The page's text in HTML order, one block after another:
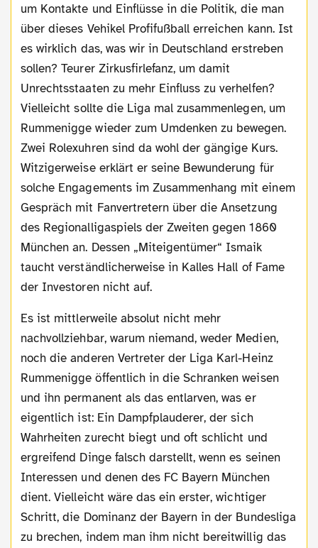
um Kontakte und Einflüsse in die Politik, die man
über dieses Vehikel Profifußball erreichen kann. Ist
es wirklich das, was wir in Deutschland erstreben
sollen? Teurer Zirkusfirlefanz, um damit
Unrechtsstaaten zu mehr Einfluss zu verhelfen?
Vielleicht sollte die Liga mal zusammenlegen, um
Rummenigge wieder zum Umdenken zu bewegen.
Zwei Rolexuhren sind da wohl der gängige Kurs.
Witzigerweise erklärt er seine Bewunderung für
solche Engagements im Zusammenhang mit einem
Gespräch mit Fanvertretern über die Ansetzung
des Regionalligaspiels der Zweiten gegen 1860
München an. Dessen „Miteigentümer“ Ismaik
taucht verständlicherweise in Kalles Hall of Fame
der Investoren nicht auf.
Es ist mittlerweile absolut nicht mehr
nachvollziehbar, warum niemand, weder Medien,
noch die anderen Vertreter der Liga Karl-Heinz
Rummenigge öffentlich in die Schranken weisen
und ihn permanent als das entlarven, was er
eigentlich ist: Ein Dampfplauderer, der sich
Wahrheiten zurecht biegt und oft schlicht und
ergreifend Dinge falsch darstellt, wenn es seinen
Interessen und denen des FC Bayern München
dient. Vielleicht wäre das ein erster, wichtiger
Schritt, die Dominanz der Bayern in der Bundesliga
zu brechen, indem man ihm nicht bereitwillig das